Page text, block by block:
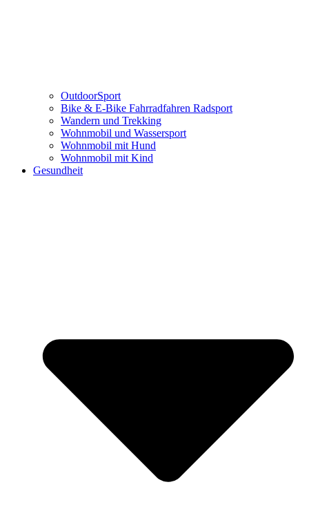
OutdoorSport
Bike & E-Bike Fahrradfahren Radsport
Wandern und Trekking
Wohnmobil und Wassersport
Wohnmobil mit Hund
Wohnmobil mit Kind
Gesundheit